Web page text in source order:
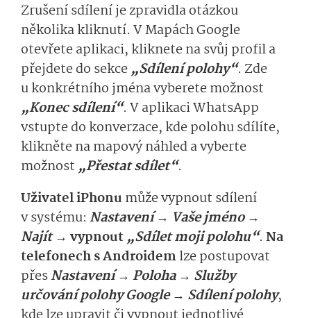
Zrušení sdílení je zpravidla otázkou
několika kliknutí. V Mapách Google
otevřete aplikaci, kliknete na svůj profil a
přejdete do sekce„Sdílení polohy“. Zde
u konkrétního jména vyberete možnost
„Konec sdílení“. V aplikaci WhatsApp
vstupte do konverzace, kde polohu sdílíte,
klikněte na mapový náhled a vyberte
možnost„Přestat sdílet“.
Uživatel iPhonu může vypnout sdílení
v systému: Nastavení → Vaše jméno →
Najít → vypnout„Sdílet moji polohu“. Na
telefonech s Androidemlze postupovat
přesNastavení → Poloha → Služby
určování polohy Google → Sdílení polohy,